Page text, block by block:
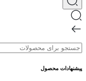
پیشنهادات محصول